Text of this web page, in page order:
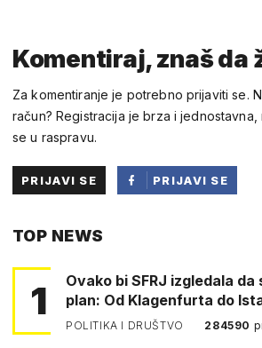
Komentiraj, znaš da
Za komentiranje je potrebno prijaviti se.
račun? Registracija je brza i
se u raspravu.
PRIJAVI SE
PRIJAVI SE
TOP NEWS
1
Ovako bi SFRJ izgledala
plan: Od Klagenfurta do
POLITIKA I DRUŠTVO 284590